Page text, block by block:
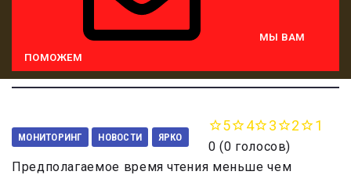
МЫ ВАМ
ПОМОЖЕМ
МОНИТОРИНГ НОВОСТИ ЯРКО
5 4 3 2 1
0 (0 голосов)
Предполагаемое время чтения меньше чем